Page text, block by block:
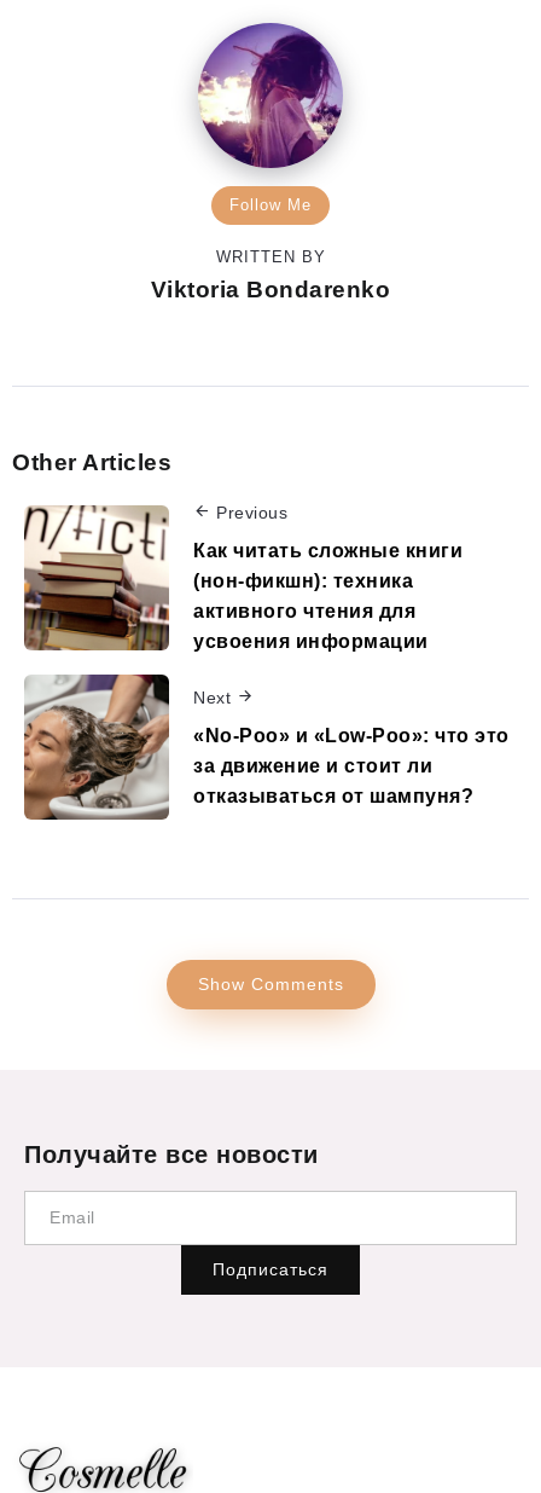
Follow Me
WRITTEN BY
Viktoria Bondarenko
Other Articles
Previous
Как читать сложные книги
(нон-фикшн): техника
активного чтения для
усвоения информации
Next
«No-Poo» и «Low-Poo»: что это
за движение и стоит ли
отказываться от шампуня?
Show Comments
Получайте все новости
Подписаться